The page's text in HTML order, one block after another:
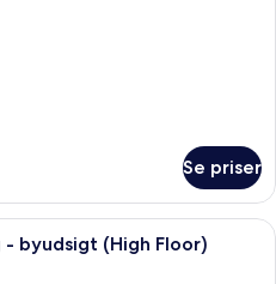
Se priser
Et moderne hotelværelse med sofa,
- byudsigt (High Floor)